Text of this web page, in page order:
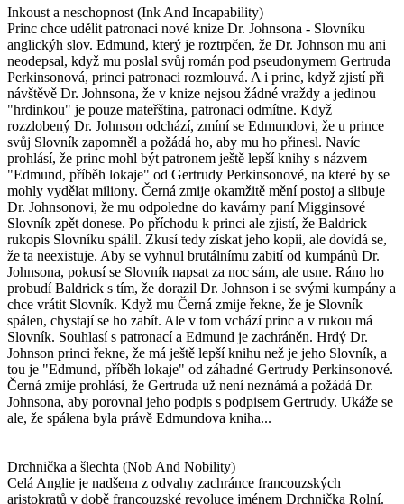
Inkoust a neschopnost (Ink And Incapability)
Princ chce udělit patronaci nové knize Dr. Johnsona - Slovníku
anglickýh slov. Edmund, který je roztrpčen, že Dr. Johnson mu ani
neodepsal, když mu poslal svůj román pod pseudonymem Gertruda
Perkinsonová, princi patronaci rozmlouvá. A i princ, když zjistí při
návštěvě Dr. Johnsona, že v knize nejsou žádné vraždy a jedinou
"hrdinkou" je pouze mateřština, patronaci odmítne. Když
rozzlobený Dr. Johnson odchází, zmíní se Edmundovi, že u prince
svůj Slovník zapomněl a požádá ho, aby mu ho přinesl. Navíc
prohlásí, že princ mohl být patronem ještě lepší knihy s názvem
"Edmund, příběh lokaje" od Gertrudy Perkinsonové, na které by se
mohly vydělat miliony. Černá zmije okamžitě mění postoj a slibuje
Dr. Johnsonovi, že mu odpoledne do kavárny paní Migginsové
Slovník zpět donese. Po příchodu k princi ale zjistí, že Baldrick
rukopis Slovníku spálil. Zkusí tedy získat jeho kopii, ale dovídá se,
že ta neexistuje. Aby se vyhnul brutálnímu zabití od kumpánů Dr.
Johnsona, pokusí se Slovník napsat za noc sám, ale usne. Ráno ho
probudí Baldrick s tím, že dorazil Dr. Johnson i se svými kumpány a
chce vrátit Slovník. Když mu Černá zmije řekne, že je Slovník
spálen, chystají se ho zabít. Ale v tom vchází princ a v rukou má
Slovník. Souhlasí s patronací a Edmund je zachráněn. Hrdý Dr.
Johnson princi řekne, že má ještě lepší knihu než je jeho Slovník, a
tou je "Edmund, příběh lokaje" od záhadné Gertrudy Perkinsonové.
Černá zmije prohlásí, že Gertruda už není neznámá a požádá Dr.
Johnsona, aby porovnal jeho podpis s podpisem Gertrudy. Ukáže se
ale, že spálena byla právě Edmundova kniha...
Drchnička a šlechta (Nob And Nobility)
Celá Anglie je nadšena z odvahy zachránce francouzských
aristokratů v době francouzské revoluce jménem Drchnička Rolní.